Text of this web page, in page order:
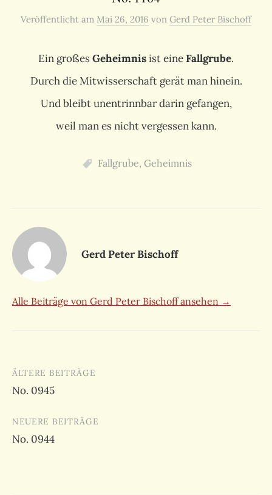
Veröffentlicht am Mai 26, 2016 von Gerd Peter Bischoff
Ein großesGeheimnisist eineFallgrube.
Durch die Mitwisserschaft gerät man hinein.
Und bleibt unentrinnbar darin gefangen,
weil man es nicht vergessen kann.
Fallgrube, Geheimnis
Gerd Peter Bischoff
Alle Beiträge von Gerd Peter Bischoff ansehen →
Beitragsnavigation
ÄLTERE BEITRÄGE
No. 0945
NEUERE BEITRÄGE
No. 0944